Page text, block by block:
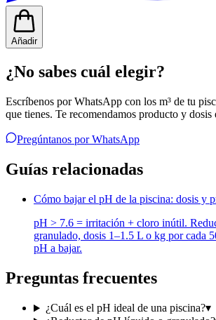
Añadir
¿No sabes cuál elegir?
Escríbenos por WhatsApp con los m³ de tu
que tienes. Te recomendamos producto y dosis
Pregúntanos por WhatsApp
Guías relacionadas
Cómo bajar el pH de la piscina: dosis y
pH > 7.6 = irritación + cloro inútil.
granulado, dosis 1–1.5 L o kg por cada
pH a bajar.
Preguntas frecuentes
¿Cuál es el pH ideal de una piscina?▾